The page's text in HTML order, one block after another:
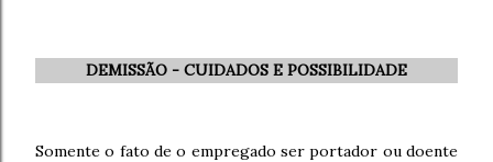
DEMISSÃO - CUIDADOS E POSSIBILIDADE
Somente o fato de o empregado ser portador ou doente